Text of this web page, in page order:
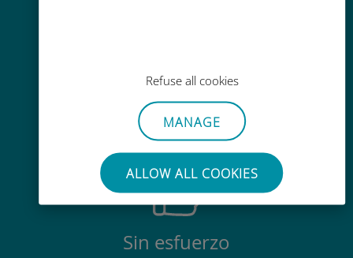
Refuse all cookies
MANAGE
ALLOW ALL COOKIES
aplicación Ubigi, incluso sin Wi-Fi o
datos restantes.
Sin esfuerzo